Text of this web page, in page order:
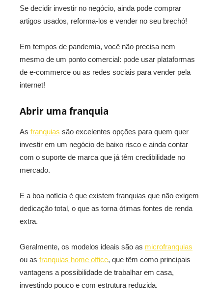
Se decidir investir no negócio, ainda pode comprar
artigos usados, reforma-los e vender no seu brechó!
Em tempos de pandemia, você não precisa nem
mesmo de um ponto comercial: pode usar plataformas
de e-commerce ou as redes sociais para vender pela
internet!
Abrir uma franquia
As franquias são excelentes opções para quem quer
investir em um negócio de baixo risco e ainda contar
com o suporte de marca que já têm credibilidade no
mercado.
E a boa notícia é que existem franquias que não exigem
dedicação total, o que as torna ótimas fontes de renda
extra.
Geralmente, os modelos ideais são as microfranquias
ou as franquias home office, que têm como principais
vantagens a possibilidade de trabalhar em casa,
investindo pouco e com estrutura reduzida.